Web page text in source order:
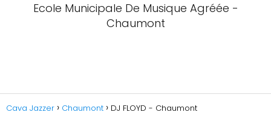
Ecole Municipale De Musique Agréée -
Chaumont
Cava Jazzer Chaumont DJ FLOYD - Chaumont